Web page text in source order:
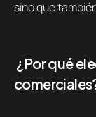
sino que
¿Por qué